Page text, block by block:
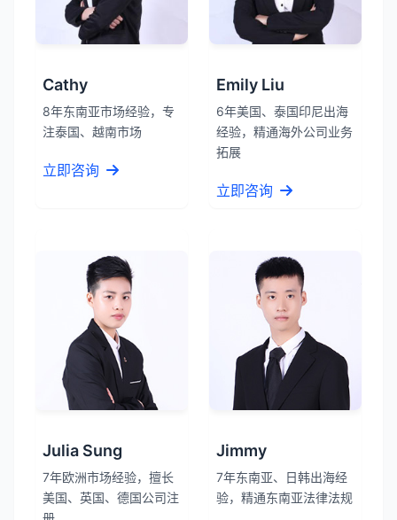
Cathy
8年东南亚市场经验，专
注泰国、越南市场
立即咨询
Emily Liu
6年美国、泰国印尼出海
经验，精通海外公司业务
拓展
立即咨询
Julia Sung
7年欧洲市场经验，擅长
美国、英国、德国公司注
Jimmy
7年东南亚、日韩出海经
验，精通东南亚法律法规